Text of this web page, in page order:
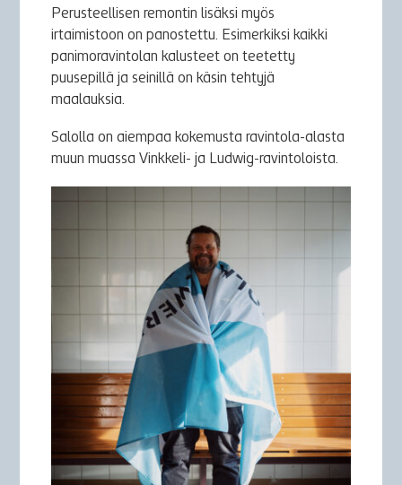
Perusteellisen remontin lisäksi myös
irtaimistoon on panostettu. Esimerkiksi kaikki
panimoravintolan kalusteet on teetetty
puusepillä ja seinillä on käsin tehtyjä
maalauksia.
Salolla on aiempaa kokemusta ravintola-alasta
muun muassa Vinkkeli- ja Ludwig-ravintoloista.